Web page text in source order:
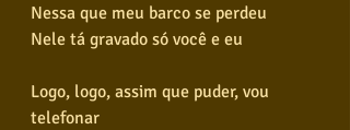
Nessa que meu barco se perdeu
Nele tá gravado só você e eu
Logo, logo, assim que puder, vou
telefonar